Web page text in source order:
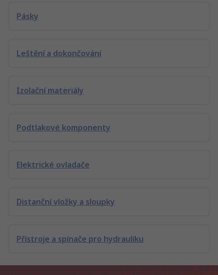
Pásky
Leštění a dokončování
Izolační materiály
Podtlakové komponenty
Elektrické ovladače
Distanční vložky a sloupky
Přístroje a spínače pro hydrauliku